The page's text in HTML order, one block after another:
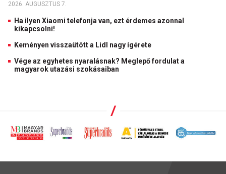
2026. AUGUSZTUS 7.
Ha ilyen Xiaomi telefonja van, ezt érdemes azonnal
kikapcsolni!
Keményen visszaütött a Lidl nagy ígérete
Vége az egyhetes nyaralásnak? Meglepő fordulat a
magyarok utazási szokásaiban